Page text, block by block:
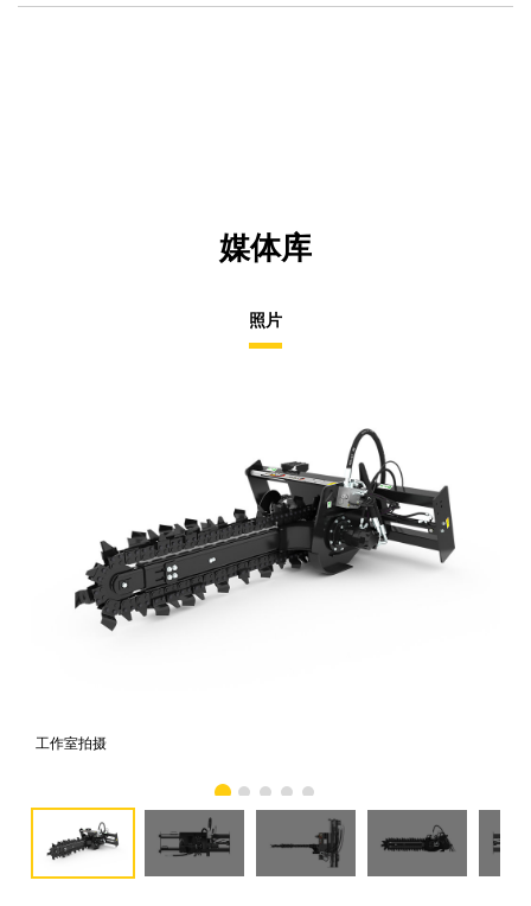
媒体库
照片
工作室拍摄